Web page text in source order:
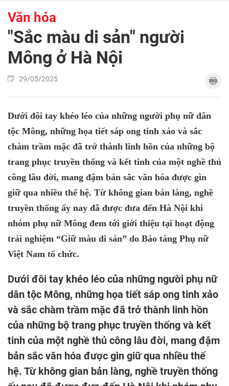
Văn hóa
"Sắc màu di sản" người
Mông ở Hà Nội
29/05/2025
Dưới đôi tay khéo léo của những người phụ nữ dân
tộc Mông, những họa tiết sáp ong tinh xảo và sắc
chàm trầm mặc đã trở thành linh hồn của những bộ
trang phục truyền thống và kết tinh của một nghề thủ
công lâu đời, mang đậm bản sắc văn hóa được gìn
giữ qua nhiều thế hệ. Từ không gian bản làng, nghề
truyền thống ấy nay đã được đưa đến Hà Nội khi
nhóm phụ nữ Mông đem tới giới thiệu tại hoạt động
trải nghiệm “Giữ màu di sản” do Bảo tàng Phụ nữ
Việt Nam tổ chức.
Dưới đôi tay khéo léo của những người phụ nữ
dân tộc Mông, những họa tiết sáp ong tinh xảo
và sắc chàm trầm mặc đã trở thành linh hồn
của những bộ trang phục truyền thống và kết
tinh của một nghề thủ công lâu đời, mang đậm
bản sắc văn hóa được gìn giữ qua nhiều thế
hệ. Từ không gian bản làng, nghề truyền thống